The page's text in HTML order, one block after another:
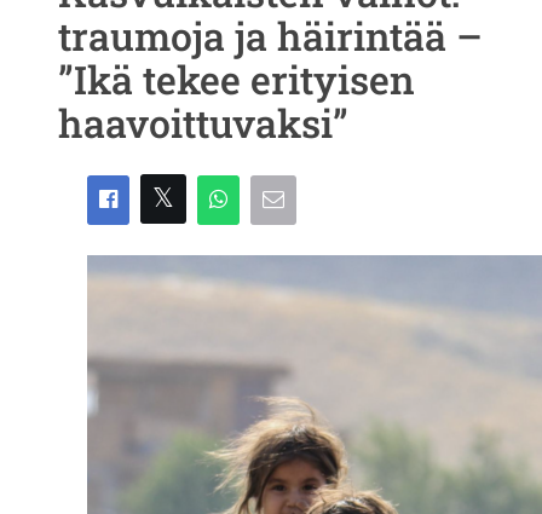
traumoja ja häirintää –
”Ikä tekee erityisen
haavoittuvaksi”